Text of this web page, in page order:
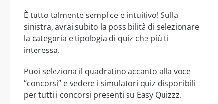
È tutto talmente semplice e intuitivo! Sulla
sinistra, avrai subito la possibilità di selezionare
la categoria e tipologia di quiz che più ti
interessa.
Puoi seleziona il quadratino accanto alla voce
“concorsi” e vedere i simulatori quiz disponibili
per tutti i concorsi presenti su Easy Quizzz.